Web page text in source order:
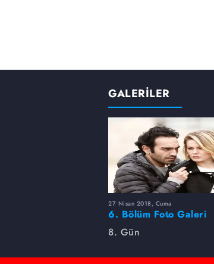
GALERİLER
27 Nisan 2018, Cuma
6. Bölüm Foto Galeri
8. Gün